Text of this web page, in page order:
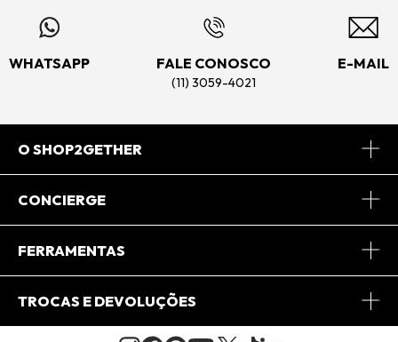
WHATSAPP FALE CONOSCO
(11) 3059-4021
E-MAIL
O SHOP2GETHER
Sobre Nós
Journal
CONCIERGE
Central de Relacionamento
FERRAMENTAS
Minha Conta
TROCAS E DEVOLUÇÕES